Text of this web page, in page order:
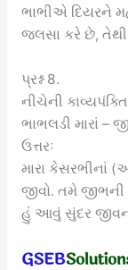
ભાભીએ દિયરને
જલસા કરે છે, તેથી
પ્રશ્ન 8.
નીચેની
ભાભલડી મારાં –
ઉત્તરઃ
મારા કેસરભીનાં
જીવો. તમે જીભની
હું આવું સુંદર જીવન